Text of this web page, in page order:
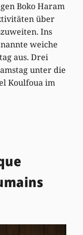
Boko Haram
über
Ins
weiche
aus. Drei
unter die
Koulfoua im